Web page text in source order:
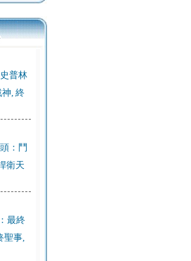
普林
, 終
：鬥
衛天
最終
聖事,